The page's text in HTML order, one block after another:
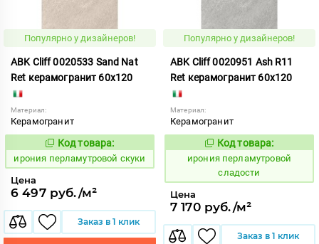
Популярно у дизайнеров!
ABK Cliff 0020533 Sand Nat
Ret керамогранит 60x120
Материал:
Керамогранит
1102719
Код товара:
ирония перламутровой скуки
Цена
6 497 руб./м²
Заказ в 1 клик
Популярно у дизайнеров!
ABK Cliff 0020951 Ash R11
Ret керамогранит 60x120
Материал:
Керамогранит
1102720
Код товара:
ирония перламутровой
сладости
Цена
7 170 руб./м²
Заказ в 1 клик